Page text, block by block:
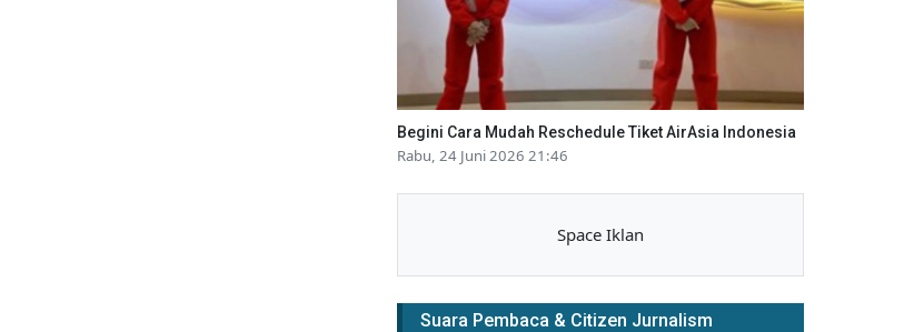
Begini Cara Mudah Reschedule Tiket AirAsia Indonesia
Rabu, 24 Juni 2026 21:46
Space Iklan
Suara Pembaca & Citizen Jurnalism